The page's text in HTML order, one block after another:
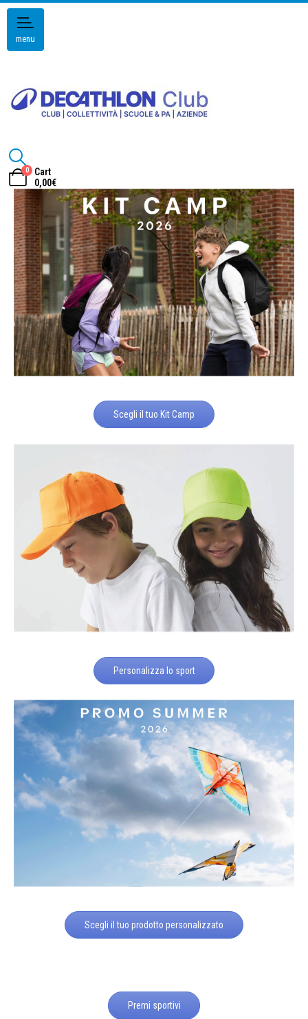
menu
0
Cart
0,00€
Scegli il tuo Kit Camp
Personalizza lo sport
Scegli il tuo prodotto personalizzato
Premi sportivi